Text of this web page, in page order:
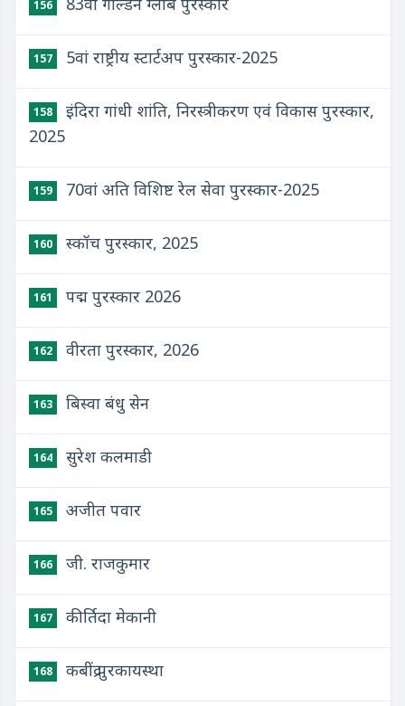
156
157 5वां राष्ट्रीय स्टार्टअप पुरस्कार-2025
158
इंदिरा गांधी शांति, निरस्त्रीकरण एवं विकास पुरस्कार,
2025
159 70वां अति विशिष्ट रेल सेवा पुरस्कार-2025
160 स्कॉच पुरस्कार, 2025
161 पद्म पुरस्कार 2026
162 वीरता पुरस्कार, 2026
163 बिस्वा बंधु सेन
164 सुरेश कलमाडी
165 अजीत पवार
166 जी. राजकुमार
167 कीर्तिदा मेकानी
168 कबींद्र पुरकायस्था